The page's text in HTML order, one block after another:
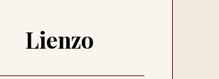
Lienzo